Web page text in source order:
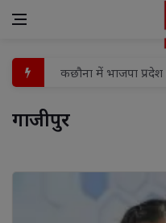
लापरवाही का गड्ढा
ब्राह्मण समाज महासभा
भारी बरसात में
समग्र शिक्षा
गाजीपुर